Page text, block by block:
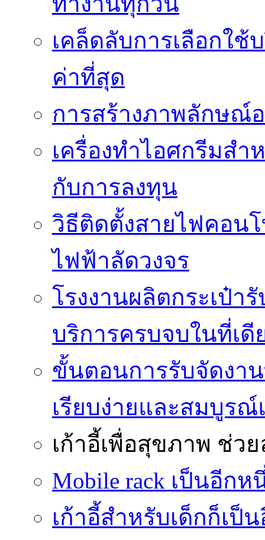
เคล็ดลับการเลือกใช้
ค่าที่สุด
การสร้างภาพลักษณ์
เครื่องทำไอศกรีมสำ
กับการลงทุน
วิธีติดตั้งสายไฟคอน
ไฟฟ้าลัดวงจร
โรงงานผลิตกระเป๋า
บริการครบจบในที่เดี
ขั้นตอนการรับจัดงา
เรียบง่ายและสมบูร
เก้าอี้เพื่อสุขภาพ ช่วย
Mobile rack เป็นอีก
เก้าอี้สำหรับเด็กก็เป็